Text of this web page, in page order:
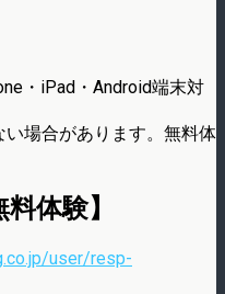
・iPad・Android端末対
場合があります。無料体
体験】
user/resp-